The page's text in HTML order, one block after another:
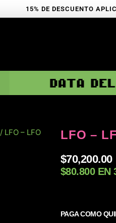
15% DE DESCUENTO
/ LFO – LFO
LFO –
$70,200.00
$80.800 EN
PAGA COMO